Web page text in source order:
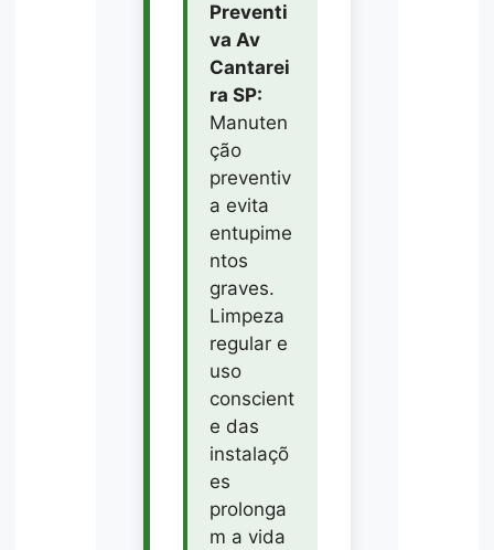
Preventi
va Av
Cantarei
ra SP:
Manuten
ção
preventiv
a evita
entupime
ntos
graves.
Limpeza
regular e
uso
conscient
e das
instalaçõ
es
prolonga
m a vida